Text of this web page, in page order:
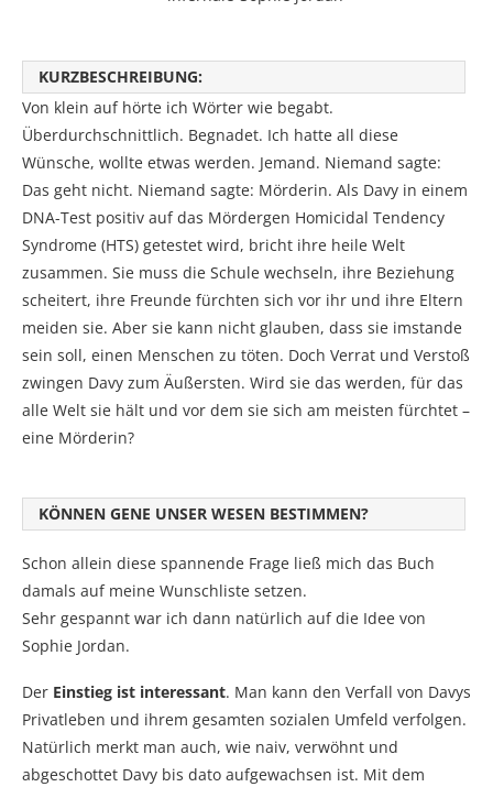
KURZBESCHREIBUNG:
Von klein auf hörte ich Wörter wie begabt.
Überdurchschnittlich. Begnadet. Ich hatte all diese
Wünsche, wollte etwas werden. Jemand. Niemand sagte:
Das geht nicht. Niemand sagte: Mörderin. Als Davy in einem
DNA-Test positiv auf das Mördergen Homicidal Tendency
Syndrome (HTS) getestet wird, bricht ihre heile Welt
zusammen. Sie muss die Schule wechseln, ihre Beziehung
scheitert, ihre Freunde fürchten sich vor ihr und ihre Eltern
meiden sie. Aber sie kann nicht glauben, dass sie imstande
sein soll, einen Menschen zu töten. Doch Verrat und Verstoß
zwingen Davy zum Äußersten. Wird sie das werden, für das
alle Welt sie hält und vor dem sie sich am meisten fürchtet –
eine Mörderin?
KÖNNEN GENE UNSER WESEN BESTIMMEN?
Schon allein diese spannende Frage ließ mich das Buch
damals auf meine Wunschliste setzen.
Sehr gespannt war ich dann natürlich auf die Idee von
Sophie Jordan.
Der Einstieg ist interessant. Man kann den Verfall von Davys
Privatleben und ihrem gesamten sozialen Umfeld verfolgen.
Natürlich merkt man auch, wie naiv, verwöhnt und
abgeschottet Davy bis dato aufgewachsen ist. Mit dem